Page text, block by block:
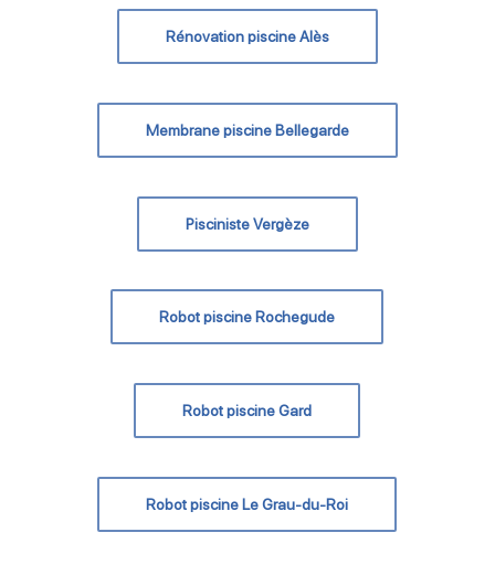
Rénovation piscine Alès
Membrane piscine Bellegarde
Pisciniste Vergèze
Robot piscine Rochegude
Robot piscine Gard
Robot piscine Le Grau-du-Roi